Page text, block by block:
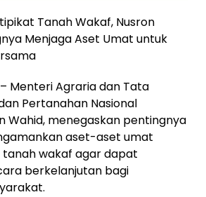
Tanah Wakaf, Nusron
Menjaga Aset Umat untuk
– Menteri Agraria dan Tata
Pertanahan Nasional
Wahid, menegaskan pentingnya
aset-aset umat
tanah wakaf agar dapat
berkelanjutan bagi